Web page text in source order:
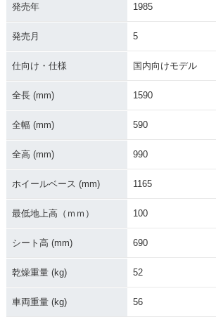
発売年 1985
発売月 5
仕向け・仕様 国内向けモデル
全長 (mm) 1590
全幅 (mm) 590
全高 (mm) 990
ホイールベース (mm) 1165
最低地上高（ｍｍ） 100
シート高 (mm) 690
乾燥重量 (kg) 52
車両重量 (kg) 56